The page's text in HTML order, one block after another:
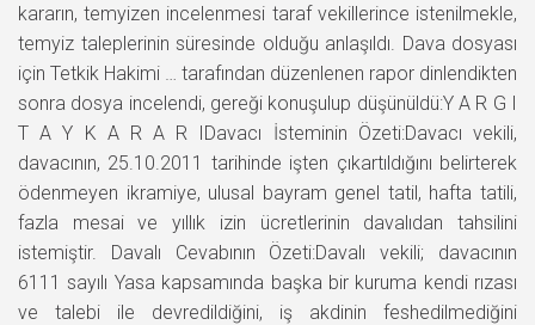
kararın, temyizen incelenmesi taraf vekillerince istenilmekle,
temyiz taleplerinin süresinde olduğu anlaşıldı. Dava dosyası
için Tetkik Hakimi … tarafından düzenlenen rapor dinlendikten
sonra dosya incelendi, gereği konuşulup düşünüldü:Y A R G I
T A Y K A R A R IDavacı İsteminin Özeti:Davacı vekili,
davacının, 25.10.2011 tarihinde işten çıkartıldığını belirterek
ödenmeyen ikramiye, ulusal bayram genel tatil, hafta tatili,
fazla mesai ve yıllık izin ücretlerinin davalıdan tahsilini
istemiştir. Davalı Cevabının Özeti:Davalı vekili; davacının
6111 sayılı Yasa kapsamında başka bir kuruma kendi rızası
ve talebi ile devredildiğini, iş akdinin feshedilmediğini